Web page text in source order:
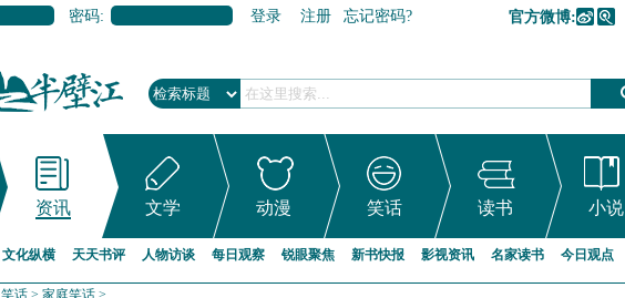
密码: 登录 注册 忘记密码? 官方微博:
资讯 文学 动漫 笑话 读书 小说
文化纵横 天天书评 人物访谈 每日观察 锐眼聚焦 新书快报 影视资讯 名家读书 今日观点
笑话 > 家庭笑话 >